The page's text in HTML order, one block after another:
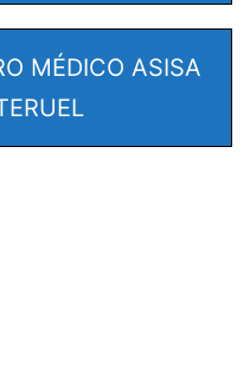
MÉDICO ASISA